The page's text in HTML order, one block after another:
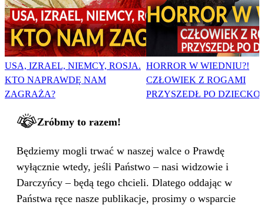
USA, IZRAEL, NIEMCY, ROSJA.
KTO NAPRAWDĘ NAM
ZAGRAŻA?
HORROR W WIEDNIU?!
CZŁOWIEK Z ROGAMI
PRZYSZEDŁ PO DZIECKO
Zróbmy to razem!
Będziemy mogli trwać w naszej walce o Prawdę
wyłącznie wtedy, jeśli Państwo – nasi widzowie i
Darczyńcy – będą tego chcieli. Dlatego oddając w
Państwa ręce nasze publikacje, prosimy o wsparcie